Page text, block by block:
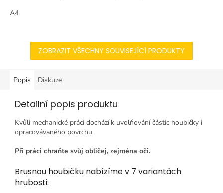
A4
ZOBRAZIT VŠECHNY SOUVISEJÍCÍ PRODUKTY
Popis Diskuze
Detailní popis produktu
Kvůli mechanické práci dochází k uvolňování částic houbičky i
opracovávaného povrchu.
Při práci chraňte svůj obličej, zejména oči.
Brusnou houbičku nabízíme v 7 variantách
hrubosti: